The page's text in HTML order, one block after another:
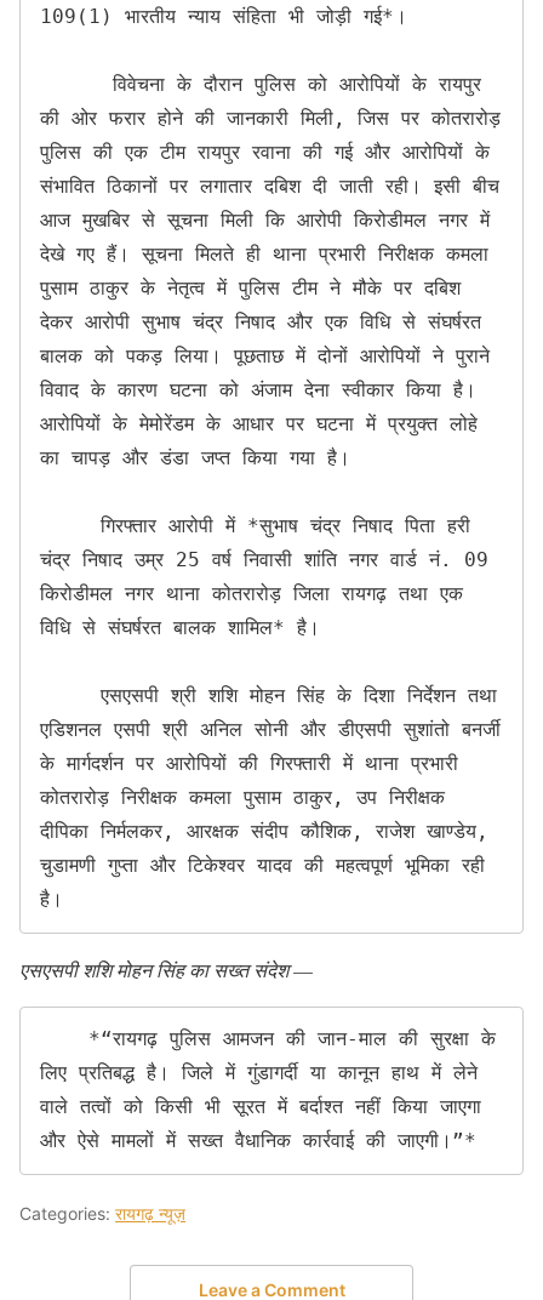
109(1) भारतीय न्याय संहिता भी जोड़ी गई*।
      विवेचना के दौरान पुलिस को आरोपियों के रायपुर
की ओर फरार होने की जानकारी मिली, जिस पर कोतरारोड़
पुलिस की एक टीम रायपुर रवाना की गई और आरोपियों के
संभावित ठिकानों पर लगातार दबिश दी जाती रही। इसी बीच
आज मुखबिर से सूचना मिली कि आरोपी किरोडीमल नगर में
देखे गए हैं। सूचना मिलते ही थाना प्रभारी निरीक्षक कमला
पुसाम ठाकुर के नेतृत्व में पुलिस टीम ने मौके पर दबिश
देकर आरोपी सुभाष चंद्र निषाद और एक विधि से संघर्षरत
बालक को पकड़ लिया। पूछताछ में दोनों आरोपियों ने पुराने
विवाद के कारण घटना को अंजाम देना स्वीकार किया है।
आरोपियों के मेमोरेंडम के आधार पर घटना में प्रयुक्त लोहे
का चापड़ और डंडा जप्त किया गया है।
     गिरफ्तार आरोपी में *सुभाष चंद्र निषाद पिता हरी
चंद्र निषाद उम्र 25 वर्ष निवासी शांति नगर वार्ड नं. 09
किरोडीमल नगर थाना कोतरारोड़ जिला रायगढ़ तथा एक
विधि से संघर्षरत बालक शामिल* है।
     एसएसपी श्री शशि मोहन सिंह के दिशा निर्देशन तथा
एडिशनल एसपी श्री अनिल सोनी और डीएसपी सुशांतो बनर्जी
के मार्गदर्शन पर आरोपियों की गिरफ्तारी में थाना प्रभारी
कोतरारोड़ निरीक्षक कमला पुसाम ठाकुर, उप निरीक्षक
दीपिका निर्मलकर, आरक्षक संदीप कौशिक, राजेश खाण्डेय,
चुडामणी गुप्ता और टिकेश्वर यादव की महत्वपूर्ण भूमिका रही
है।
एसएसपी शशि मोहन सिंह का सख्त संदेश—
लिए प्रतिबद्ध है। जिले में गुंडागर्दी या कानून हाथ में लेने
वाले तत्वों को किसी भी सूरत में बर्दाश्त नहीं किया जाएगा
और ऐसे मामलों में सख्त वैधानिक कार्रवाई की जाएगी।”*
Categories: रायगढ़ न्यूज़
Leave a Comment